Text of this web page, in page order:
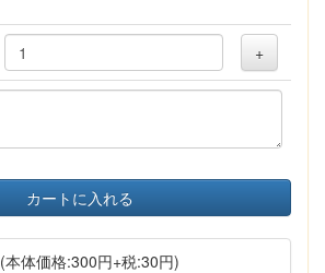
+
カートに入れる
(本体価格:300円+税:30円)